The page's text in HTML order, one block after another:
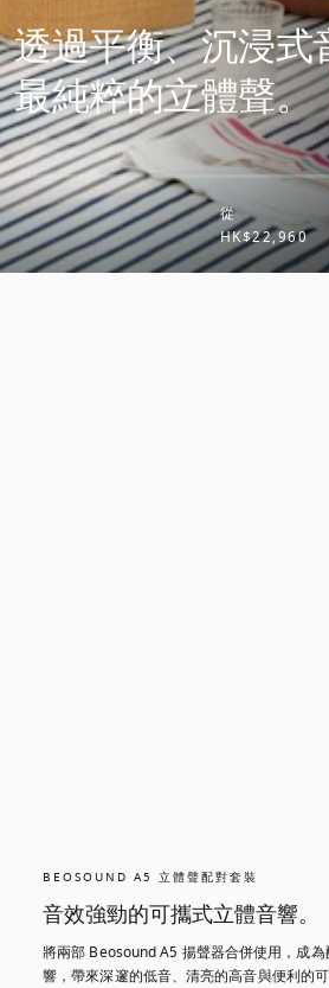
透過平衡、沉浸式
最純粹的立體聲。
滾
動
滾
動
探
從
HK$22,960
BEOSOUND A5 立體聲配對套裝
音效強勁的可攜式立體音響。
將兩部 Beosound A5 揚聲器合併使用，成
響，帶來深邃的低音、清亮的高音與便利的